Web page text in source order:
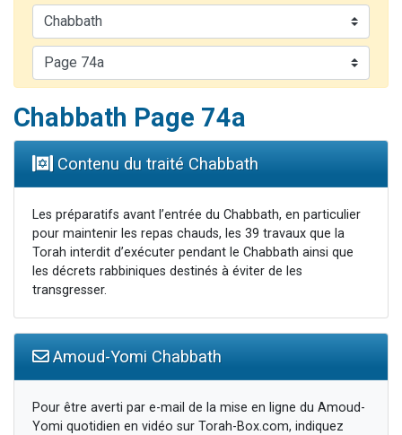
30 personnes viennent de faire un don pour Sauvez la jambe de Yohan
Il reste 49 places pour étudier en groupe sur Zoom
Chabbath Page 74a
Contenu du traité Chabbath
Les préparatifs avant l’entrée du Chabbath, en particulier
pour maintenir les repas chauds, les 39 travaux que la
Torah interdit d’exécuter pendant le Chabbath ainsi que
les décrets rabbiniques destinés à éviter de les
transgresser.
Amoud-Yomi Chabbath
Pour être averti par e-mail de la mise en ligne du Amoud-
Yomi quotidien en vidéo sur Torah-Box.com, indiquez